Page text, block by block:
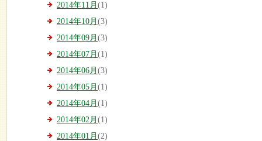
2014年11月 (1)
2014年10月 (3)
2014年09月 (3)
2014年07月 (1)
2014年06月 (3)
2014年05月 (1)
2014年04月 (1)
2014年02月 (1)
2014年01月 (2)